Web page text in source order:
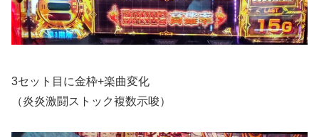
3セット目に金枠+楽曲変化
（炎炎激闘ストック複数示唆）